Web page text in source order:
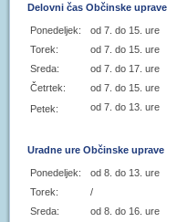
Delovni čas Občinske uprave
Ponedeljek:
od 7. do 15. ure
Torek:
od 7. do 15. ure
Sreda:
od 7. do 17. ure
Četrtek:
od 7. do 15. ure
Petek:
od 7. do 13. ure
Uradne ure Občinske uprave
Ponedeljek:
od 8. do 13. ure
Torek:
/
Sreda:
od 8. do 16. ure